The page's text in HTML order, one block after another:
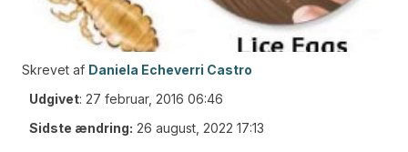
Skrevet af Daniela Echeverri Castro
Udgivet: 27 februar, 2016 06:46
Sidste ændring: 26 august, 2022 17:13